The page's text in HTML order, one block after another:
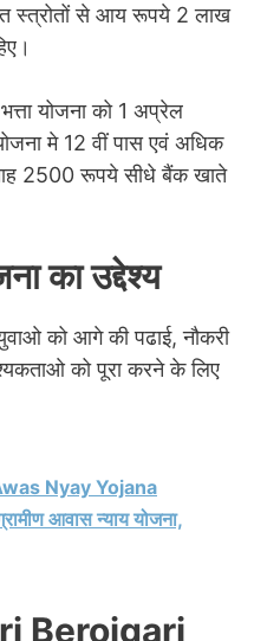
स्त्रोतों से आय रूपये 2 लाख
योजना को 1 अप्रेल
मे 12 वीं पास एवं अधिक
2500 रूपये सीधे बैंक खाते
का उद्देश्य
को आगे की पढाई, नौकरी
को पूरा करने के लिए
Nyay Yojana
आवास न्याय योजना,
Berojgari